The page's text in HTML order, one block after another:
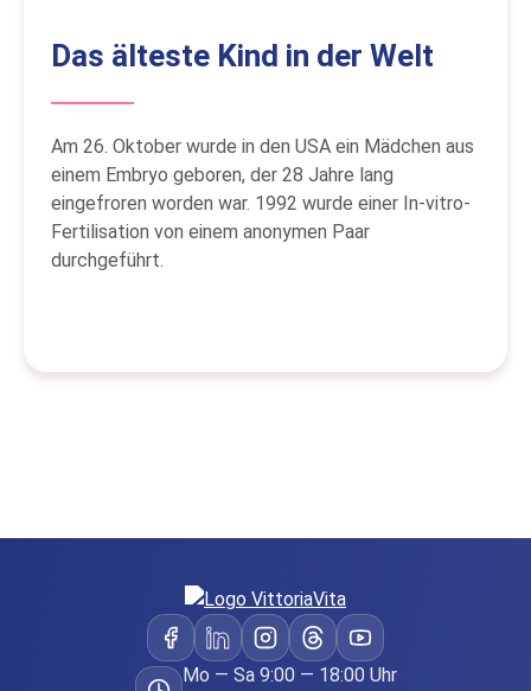
Das älteste Kind in der Welt
Am 26. Oktober wurde in den USA ein Mädchen aus
einem Embryo geboren, der 28 Jahre lang
eingefroren worden war. 1992 wurde einer In-vitro-
Fertilisation von einem anonymen Paar
durchgeführt.
Mo — Sa 9:00 — 18:00 Uhr